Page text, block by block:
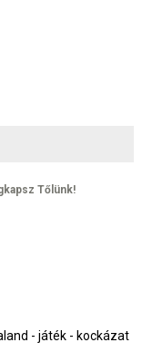
Tőlünk!
- játék - kockázat